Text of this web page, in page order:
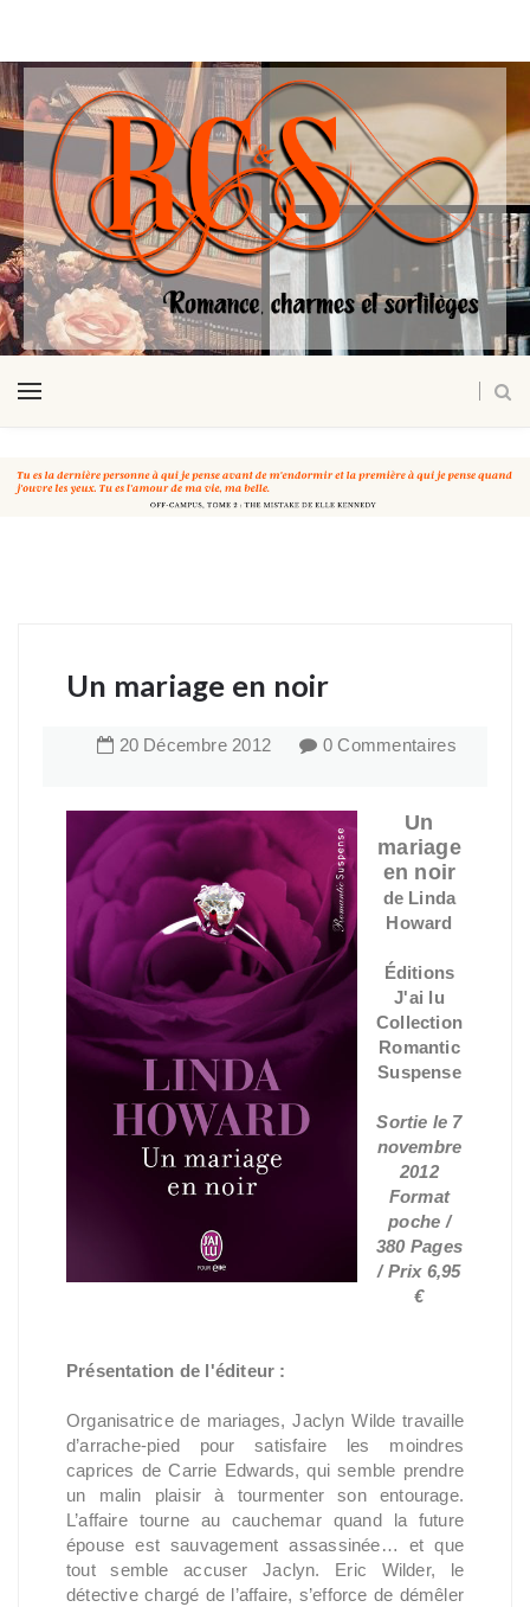
Un mariage en noir
20 Décembre 2012 0 Commentaires
Un
mariage
en noir
de Linda
Howard
Éditions
J'ai lu
Collection
Romantic
Suspense
Sortie le 7
novembre
2012
Format
poche /
380 Pages
/ Prix 6,95
€
Présentation de l'éditeur :
Organisatrice de mariages, Jaclyn Wilde travaille
d’arrache-pied pour satisfaire les moindres
caprices de Carrie Edwards, qui semble prendre
un malin plaisir à tourmenter son entourage.
L’affaire tourne au cauchemar quand la future
épouse est sauvagement assassinée… et que
tout semble accuser Jaclyn. Eric Wilder, le
détective chargé de l’affaire, s’efforce de démêler